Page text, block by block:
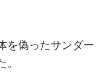
を偽ったサンダー